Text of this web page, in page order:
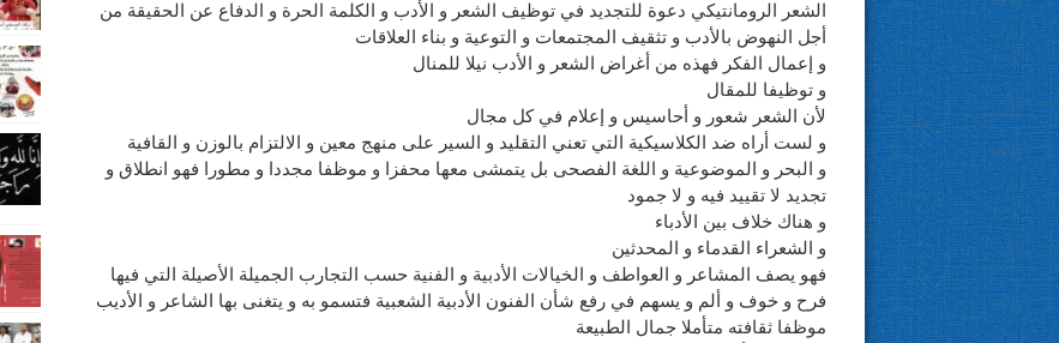
الشعر الرومانتيكي دعوة للتجديد في توظيف الشعر و الأدب و الكلمة الحرة و الدفاع عن الحقيقة من
أجل النهوض بالأدب و تثقيف المجتمعات و التوعية و بناء العلاقات
و إعمال الفكر فهذه من أغراض الشعر و الأدب نيلا للمنال
و توظيفا للمقال
لأن الشعر شعور و أحاسيس و إعلام في كل مجال
و لست أراه ضد الكلاسيكية التي تعني التقليد و السير على منهج معين و الالتزام بالوزن و القافية
و البحر و الموضوعية و اللغة الفصحى بل يتمشى معها محفزا و موظفا مجددا و مطورا فهو انطلاق و
تجديد لا تقييد فيه و لا جمود
و هناك خلاف بين الأدباء
و الشعراء القدماء و المحدثين
فهو يصف المشاعر و العواطف و الخيالات الأدبية و الفنية حسب التجارب الجميلة الأصيلة التي فيها
فرح و خوف و ألم و يسهم في رفع شأن الفنون الأدبية الشعبية فتسمو به و يتغنى بها الشاعر و الأديب
موظفا ثقافته متأملا جمال الطبيعة